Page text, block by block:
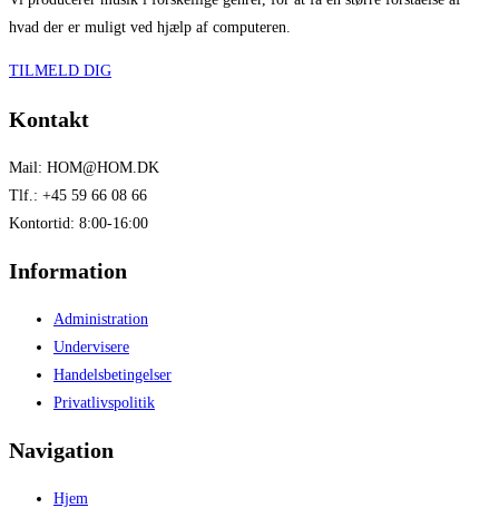
hvad der er muligt ved hjælp af computeren.
TILMELD DIG
Kontakt
Mail: HOM@HOM.DK
Tlf.: +45 59 66 08 66
Kontortid: 8:00-16:00
Information
Administration
Undervisere
Handelsbetingelser
Privatlivspolitik
Navigation
Hjem